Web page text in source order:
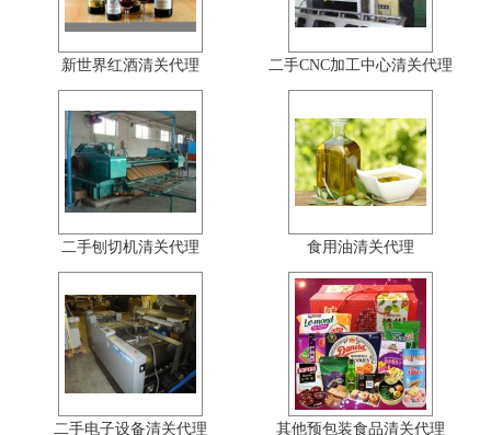
新世界红酒清关代理 二手CNC加工中心清关代理
二手刨切机清关代理 食用油清关代理
二手电子设备清关代理 其他预包装食品清关代理